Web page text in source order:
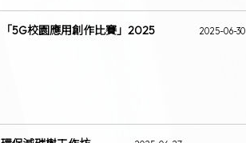
「5G校園應用創作比賽」2025 2025-06-30